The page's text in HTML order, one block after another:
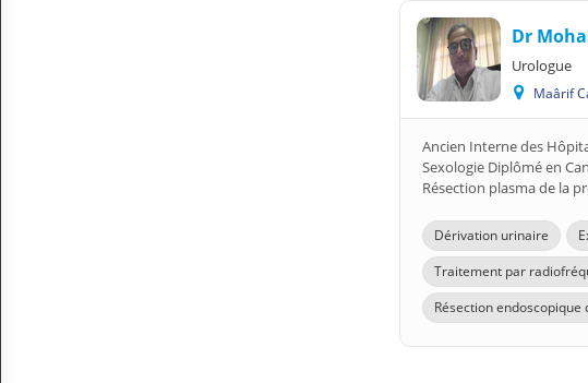
Dr
Urologue
Maârif
Ancien Interne des
Sexologie Diplômé en
Résection plasma de la
Dérivation urinaire
Traitement par
Résection